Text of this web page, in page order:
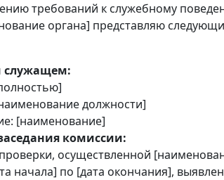
требований к служебному
органа] представляю
служащем:
должности]
[наименование]
комиссии:
осуществленной
начала] по [дата окончания],